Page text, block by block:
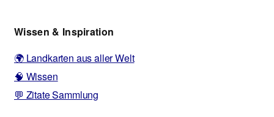
Wissen & Inspiration
🌍 Landkarten aus aller Welt
🧠 Wissen
💬 Zitate Sammlung